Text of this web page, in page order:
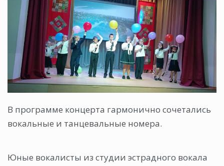
В программе концерта гармонично сочетались
вокальные и танцевальные номера.
Юные вокалисты из студии эстрадного вокала